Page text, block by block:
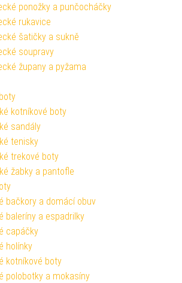
ponožky a punčocháčky
rukavice
šatičky a sukně
soupravy
župany a pyžama
kotníkové boty
sandály
tenisky
trekové boty
žabky a pantofle
bačkory a domácí obuv
baleríny a espadrilky
capáčky
holínky
kotníkové boty
polobotky a mokasíny